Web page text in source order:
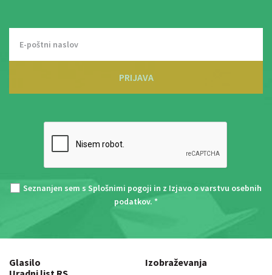
PRIJAVA
Seznanjen sem s Splošnimi pogoji in z Izjavo o varstvu osebnih
podatkov. *
Glasilo
Izobraževanja